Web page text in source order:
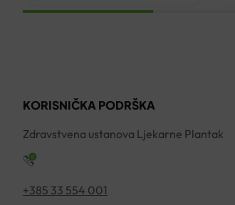
TABLETE
KORISNIČKA PODRŠKA
Zdravstvena ustanova Ljekarne Plantak
+385 33 554 001